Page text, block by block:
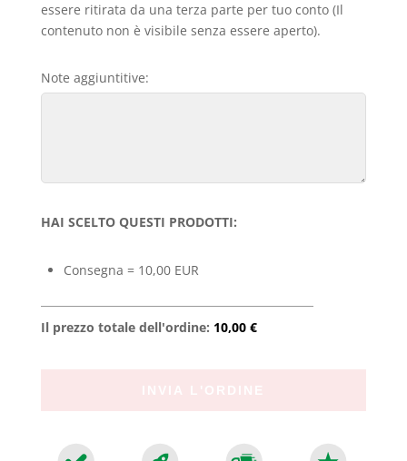
essere ritirata da una terza parte per tuo conto (Il
contenuto non è visibile senza essere aperto).
Note aggiuntitive:
HAI SCELTO QUESTI PRODOTTI:
Consegna = 10,00 EUR
Il prezzo totale dell'ordine: 10,00 €